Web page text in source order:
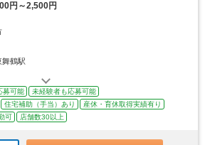
円～2,500円
舞鶴駅
募可能
未経験者も応募可能
住宅補助（手当）あり
産休・育休取得実績有り
可 店舗数30以上